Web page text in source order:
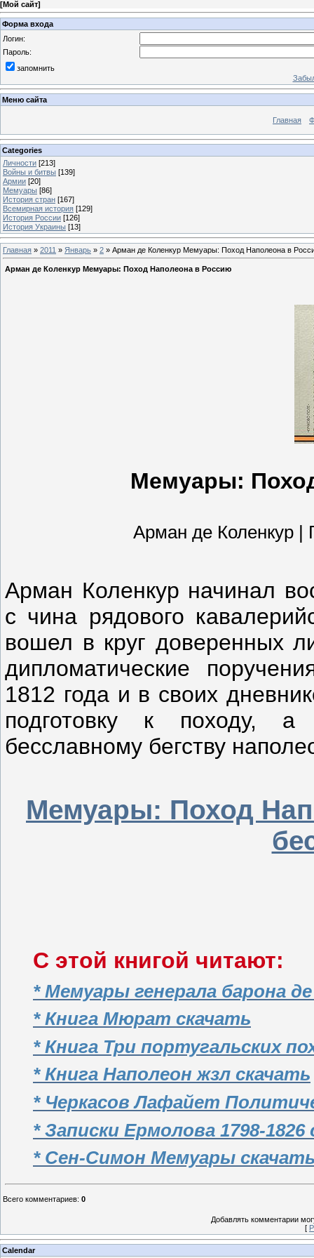
[Мой сайт]
Форма входа
Логин:
Пароль:
запомнить
Меню сайта
Главная
Categories
Личности [213]
Войны и битвы [139]
Армии [20]
Мемуары [86]
История стран [167]
Всемирная история [129]
История России [126]
История Украины [13]
Главная » 2011 » Январь » 2 » Арман де Коленкур Мемуары: Поход Наполеона в
Арман де Коленкур Мемуары: Поход Наполеона в Россию
Мемуары:
Арман де Коленкур |
Арман Коленкур начинал
с чина рядового
вошел в круг доверенных
дипломатические
1812 года и в своих
подготовку к походу,
бесславному бегству
Мемуары: Поход
С этой книгой читают:
* Мемуары генерала барона
* Книга Мюрат скачать
* Книга Три португальских
* Книга Наполеон жзл скачать
* Черкасов Лафайет
* Записки Ермолова 1798-1826
* Сен-Симон Мемуары
Всего комментариев: 0
Добавлять комментарии
[
Calendar